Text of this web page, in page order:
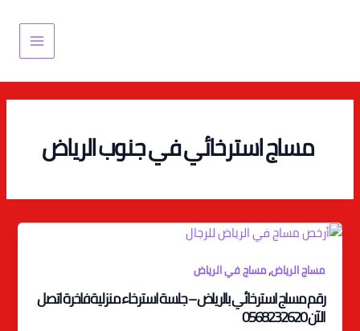
Main
Menu
مساج استرخائي في جنوب الرياض
مساج الرياض,مساج في الرياض
رقم مساج استرخائي بالرياض – جلسة استرخاء منزلية فاخرة اتصل
الآن 0568232620